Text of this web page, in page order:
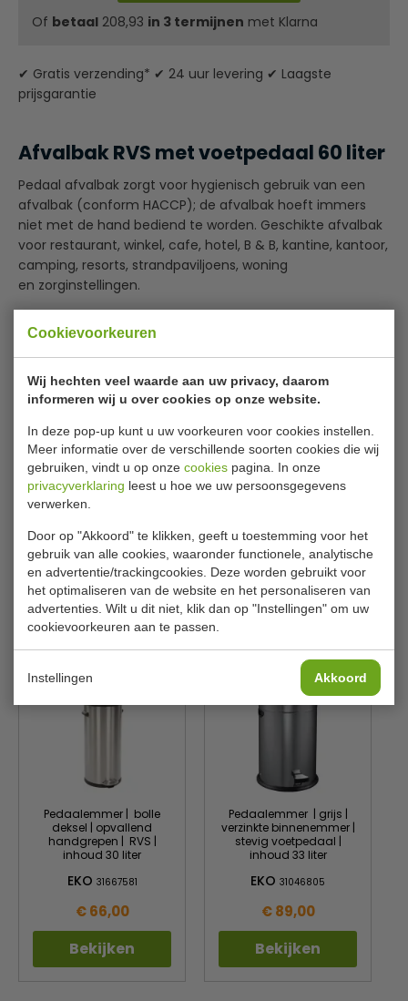
Cookievoorkeuren
Wij hechten veel waarde aan uw privacy, daarom
informeren wij u over cookies op onze website.
In deze pop-up kunt u uw voorkeuren voor cookies instellen.
Meer informatie over de verschillende soorten cookies die wij
gebruiken, vindt u op onze cookies pagina. In onze
privacyverklaring leest u hoe we uw persoonsgegevens
verwerken.
Door op "Akkoord" te klikken, geeft u toestemming voor het
gebruik van alle cookies, waaronder functionele, analytische
en advertentie/trackingcookies. Deze worden gebruikt voor
het optimaliseren van de website en het personaliseren van
advertenties. Wilt u dit niet, klik dan op "Instellingen" om uw
cookievoorkeuren aan te passen.
Instellingen Akkoord
Of betaal 208,93 in 3 termijnen met Klarna
✔ Gratis verzending* ✔ 24 uur levering ✔ Laagste
prijsgarantie
Afvalbak RVS met voetpedaal 60 liter
Pedaal afvalbak zorgt voor hygienisch gebruik van een
afvalbak (conform HACCP); de afvalbak hoeft immers
niet met de hand bediend te worden. Geschikte afvalbak
voor restaurant, winkel, cafe, hotel, B & B, kantine, kantoor,
camping, resorts, strandpaviljoens, woning
en zorginstellingen.
Twee onzichtbare wielen voor eenvoudig verplaatsen
RVS uitvoering
Sluit langzaam
Lees meer
Specificaties
Model
7020.0175
H x B x D
80 x 37 x 40 cm
Inhoud
Materiaal
RVS
Gewicht
19 kilo
Is dit iets voor jou?
Pedaalemmer | bolle
deksel | opvallend
handgrepen | RVS |
inhoud 30 liter
EKO 31667581
€ 66,00
Bekijken
Pedaalemmer | grijs |
verzinkte binnenemmer |
stevig voetpedaal |
inhoud 33 liter
EKO 31046805
€ 89,00
Bekijken